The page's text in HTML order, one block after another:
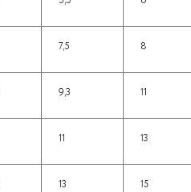
7,5 8
9,3 11
11 13
13 15